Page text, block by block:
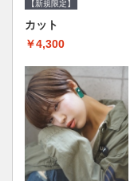
【新規限定】
カット
￥4,300